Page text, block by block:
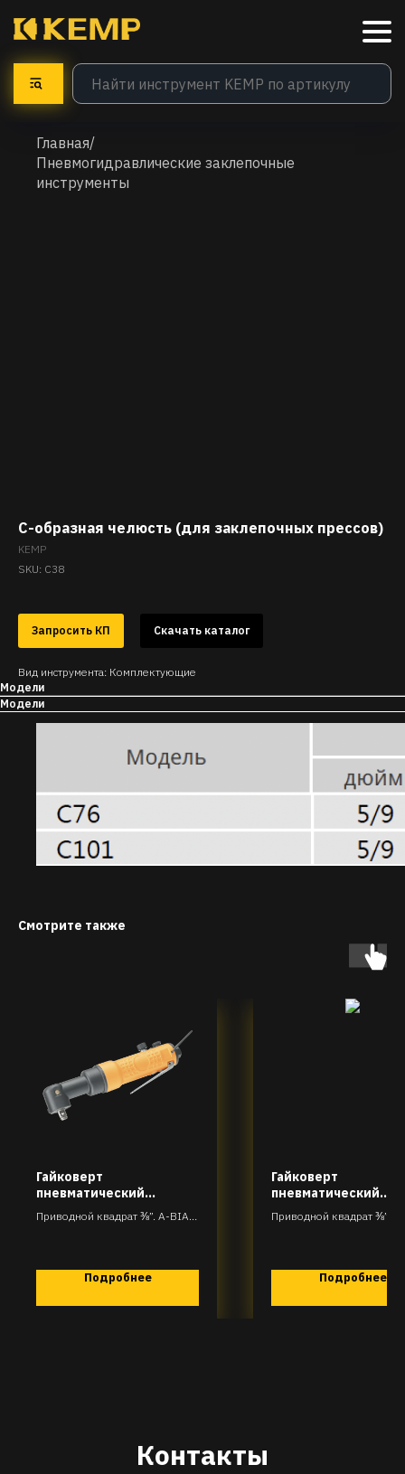
Главная/
Пневмогидравлические заклепочные
инструменты
С-образная челюсть (для заклепочных прессов)
KEMP
SKU: С38
Запросить КП Скачать каталог
Вид инструмента: Комплектующие
Модели
Модели
Смотрите также
Гайковерт
пневматический
угловой ударный
Приводной квадрат ⅜”. A-BIA-
Подробнее
Гайковерт
пневматический
ударный
Приводной квадрат ⅜”
Подробнее
Контакты